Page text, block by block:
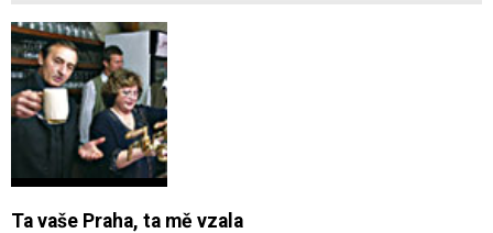
Ta vaše Praha, ta mě vzala